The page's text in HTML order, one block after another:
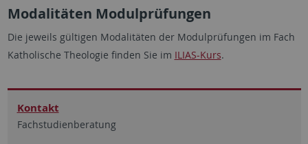
Modalitäten Modulprüfungen
Die jeweils gültigen Modalitäten der Modulprüfungen im Fach
Katholische Theologie finden Sie im ILIAS-Kurs.
Kontakt
Fachstudienberatung